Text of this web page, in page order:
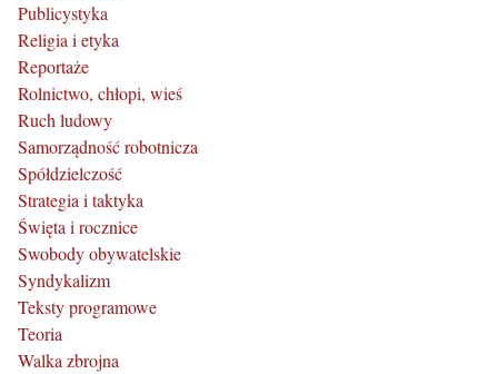
Publicystyka
Religia i etyka
Reportaże
Rolnictwo, chłopi, wieś
Ruch ludowy
Samorządność robotnicza
Spółdzielczość
Strategia i taktyka
Święta i rocznice
Swobody obywatelskie
Syndykalizm
Teksty programowe
Teoria
Walka zbrojna